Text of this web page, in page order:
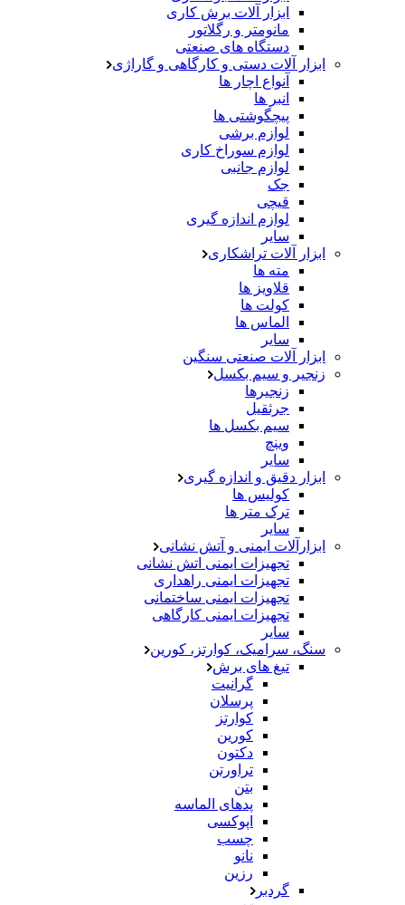
ابزار آلات برش کاری
مانومتر و رگلاتور
دستگاه های صنعتی
ابزار آلات دستی و کارگاهی و گاراژی
آنواع اچار ها
انبر ها
پیچگوشتی ها
لوازم برشی
لوازم سوراخ کاری
لوازم جانبی
جک
قیچی
لوازم اندازه گیری
سایر
ابزار آلات تراشکاری
مته ها
قلاویز ها
کولت ها
الماس ها
سایر
ابزار آلات صنعتی سنگین
زنجیر و سیم بکسل
زنجیرها
جرثقیل
سیم بکسل ها
وینچ
سایر
ابزار دقیق و اندازه گیری
کولیس ها
ترک متر ها
سایر
ابزارآلات ایمنی و آتش نشانی
تجهیزات ایمنی اتش نشانی
تجهیزات ایمنی راهداری
تجهیزات ایمنی ساختمانی
تجهیزات ایمنی کارگاهی
سایر
سنگ، سرامیک، کوارتز، کورین
تیغ های برش
گرانیت
پرسلان
کوارتز
کورین
دکتون
تراورتن
بتن
پدهای الماسه
اپوکسی
چسب
نانو
رزین
گردبر